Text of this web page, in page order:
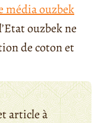
média ouzbek
ouzbek ne
de coton et
article à